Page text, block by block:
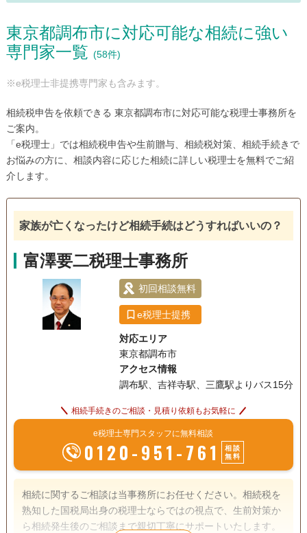
羽村市（24） 東久留米市（37）
東村山市（40）
東大和市（32）
日野市（41）
町田市（100） 御蔵島村（6）
三鷹市（46） 港区（488） 三宅島三宅村（6）
武蔵野市（92）
東京都調布市に対応可能な相続に強い
専門家一覧 (58件)
※e税理士非提携専門家も含みます。
相続税申告を依頼できる 東京都調布市に対応可能な税理士事務所を
ご案内。
「e税理士」では相続税申告や生前贈与、相続税対策、相続手続きで
お悩みの方に、相談内容に応じた相続に詳しい税理士を無料でご紹
介します。
家族が亡くなったけど相続手続はどうすればいいの？
富澤要二税理士事務所
初回相談無料
e税理士提携
対応エリア
東京都調布市
アクセス情報
調布駅、吉祥寺駅、三鷹駅よりバス15分
相続手続きのご相談・見積り依頼もお気軽に
e税理士専門スタッフに無料相談
0120-951-761
相談
無料
相続に関するご相談は当事務所にお任せください。相続税を
熟知した国税局出身の税理士ならではの視点で、生前対策か
ら相続発生後のご相談まで親切丁寧にサポートいたします。